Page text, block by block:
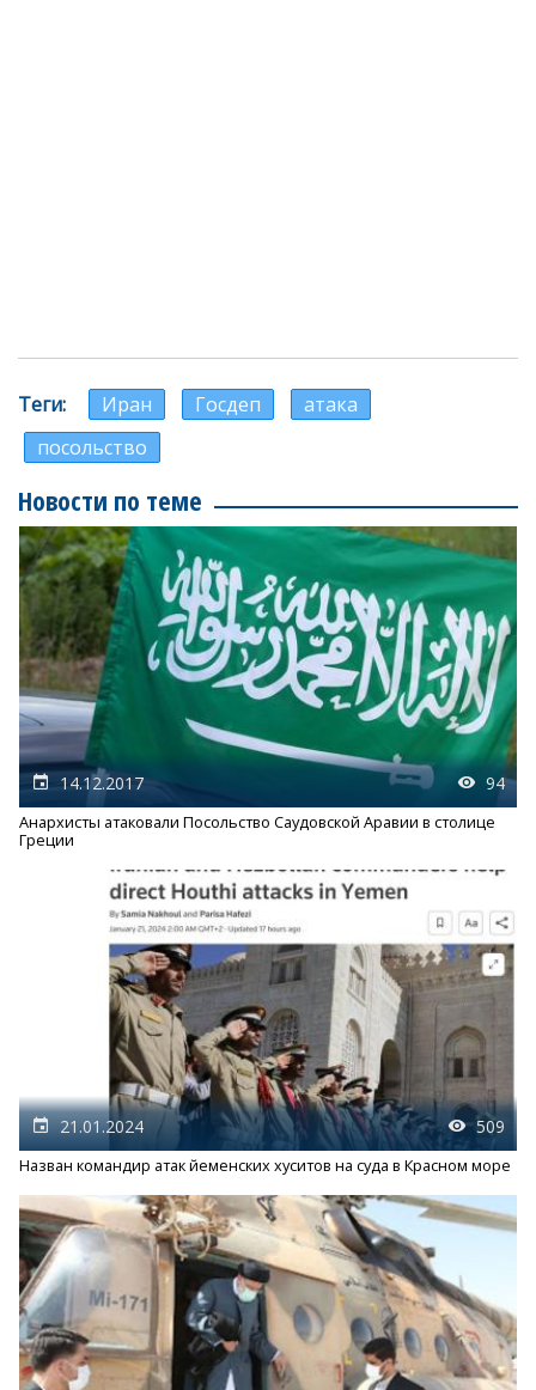
Теги Иран Госдеп
атака
посольство
Новости по теме
14.12.2017 94
Анархисты атаковали Посольство Саудовской Аравии в столице
Греции
21.01.2024 509
Назван командир атак йеменских хуситов на суда в Красном море